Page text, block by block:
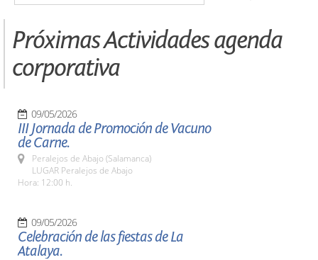
Próximas Actividades agenda
corporativa
09/05/2026
III Jornada de Promoción de Vacuno
de Carne.
Peralejos de Abajo (Salamanca)
LUGAR Peralejos de Abajo
Hora: 12:00 h.
09/05/2026
Celebración de las fiestas de La
Atalaya.